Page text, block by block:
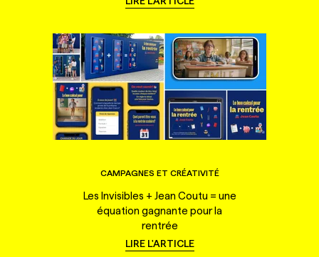
CAMPAGNES ET CRÉATIVITÉ
Les Invisibles + Jean Coutu = une
équation gagnante pour la
rentrée
LIRE L'ARTICLE